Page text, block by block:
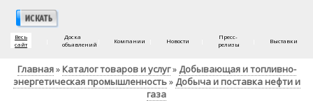
Весь
сайт
Доска
объявлений
Компании Новости
Пресс-
релизы
Выставки
Главная» Каталог товаров и услуг» Добывающая и топливно-
энергетическая промышленность» Добыча и поставка нефти и
газа